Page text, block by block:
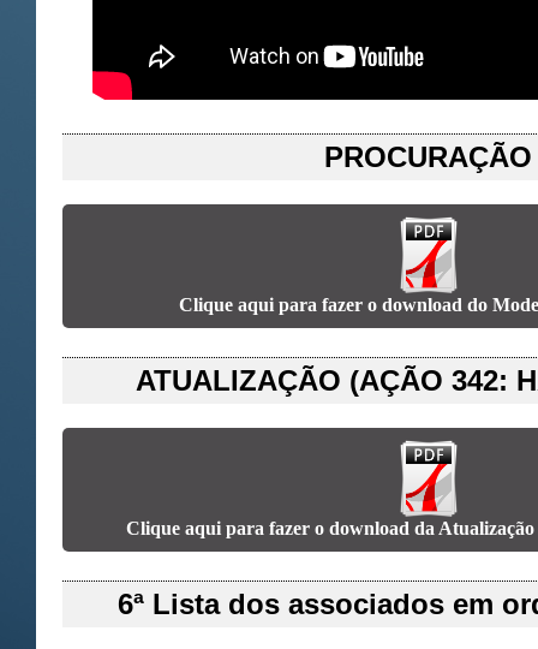
PROCURAÇÃO
Clique aqui para fazer o download do
ATUALIZAÇÃO (AÇÃO 342:
Clique aqui para fazer o download da
6ª Lista dos associados em